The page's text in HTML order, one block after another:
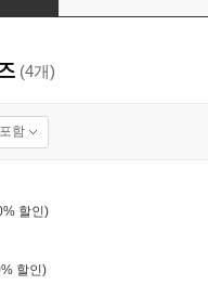
(4개)
함
할인)
할인)